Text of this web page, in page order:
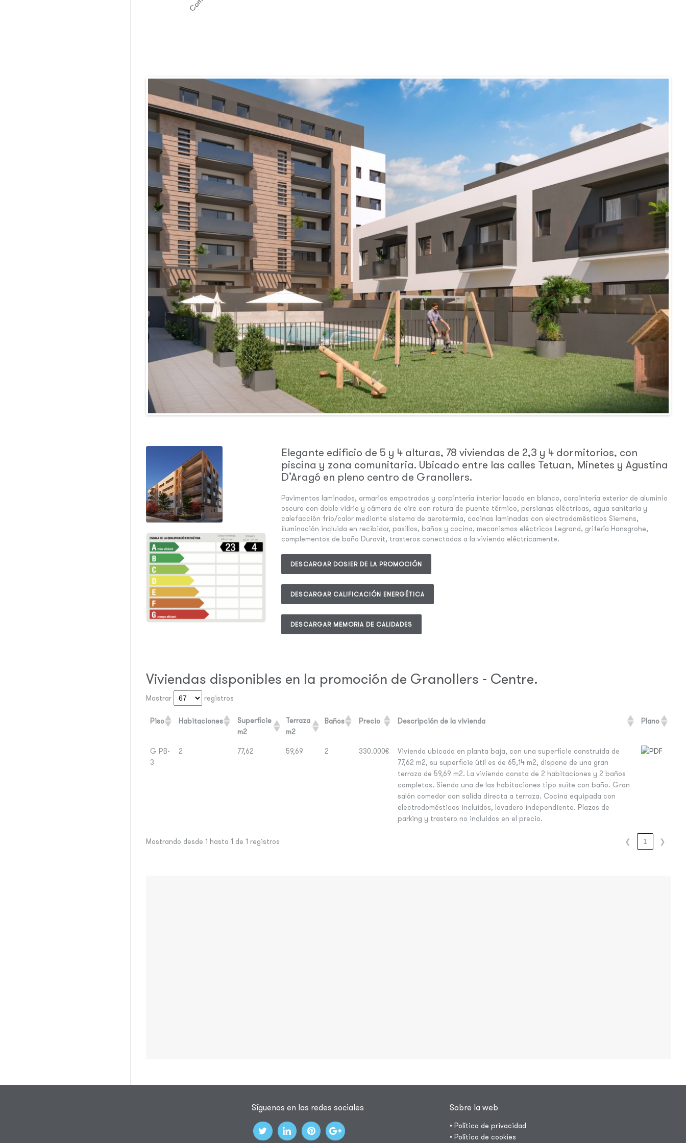
Elegante edificio de 5 y 4 alturas, 78 viviendas de 2,3 y 4 dormitorios, con
piscina y zona comunitaria. Ubicado entre las calles Tetuan, Minetes y Agustina
D’Aragó en pleno centro de Granollers.
Pavimentos laminados, armarios empotrados y carpintería interior lacada en blanco, carpintería exterior de aluminio
oscuro con doble vidrio y cámara de aire con rotura de puente térmico, persianas eléctricas, agua sanitaria y
calefacción frio/calor mediante sistema de aerotermia, cocinas laminadas con electrodomésticos Siemens,
iluminación incluida en recibidor, pasillos, baños y cocina, mecanismos eléctricos Legrand, grifería Hansgrohe,
complementos de baño Duravit, trasteros conectados a la vivienda eléctricamente.
DESCARGAR DOSIER DE LA PROMOCIÓN
DESCARGAR CALIFICACIÓN ENERGÉTICA
DESCARGAR MEMORIA DE CALIDADES
Viviendas disponibles en la promoción de Granollers - Centre.
Mostrar registros
Piso Habitaciones
Superficie
m2
Terraza
m2
Baños Precio Descripción de la vivienda Plano
G PB-
3
2 77,62 59,69 2 330.000€
Vivienda ubicada en planta baja, con una superficie construida de
77,62 m2, su superficie útil es de 65,14 m2, dispone de una gran
terraza de 59,69 m2. La vivienda consta de 2 habitaciones y 2 baños
completos. Siendo una de las habitaciones tipo suite con baño. Gran
salón comedor con salida directa a terraza. Cocina equipada con
electrodomésticos incluidos, lavadero independiente. Plazas de
parking y trastero no incluidos en el precio.
Mostrando desde 1 hasta 1 de 1 registros ❮ 1 ❯
Síguenos en las redes sociales Sobre la web
• Política de privacidad
• Política de cookies